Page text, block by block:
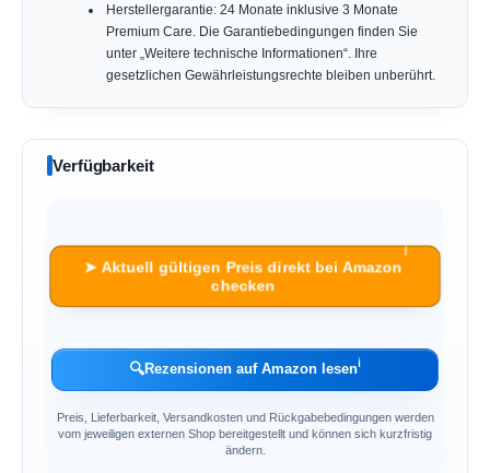
Herstellergarantie: 24 Monate inklusive 3 Monate
Premium Care. Die Garantiebedingungen finden Sie
unter „Weitere technische Informationen“. Ihre
gesetzlichen Gewährleistungsrechte bleiben unberührt.
Verfügbarkeit
➤ Aktuell gültigen Preis direkt bei Amazon
checken
ℹ︎
🔍Rezensionen auf Amazon lesenℹ︎
Preis, Lieferbarkeit, Versandkosten und Rückgabebedingungen werden
vom jeweiligen externen Shop bereitgestellt und können sich kurzfristig
ändern.